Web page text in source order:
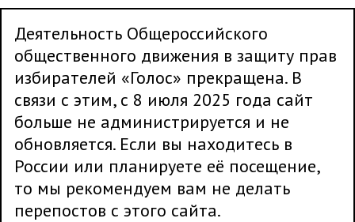
Деятельность Общероссийского
общественного движения в защиту прав
избирателей «Голос» прекращена. В
связи с этим, с 8 июля 2025 года сайт
больше не администрируется и не
обновляется. Если вы находитесь в
России или планируете её посещение,
то мы рекомендуем вам не делать
перепостов с этого сайта.